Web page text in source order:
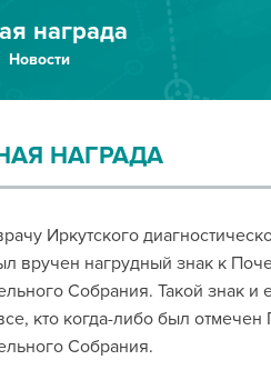
награда
Новости
НАГРАДА
Иркутского
вручен нагрудный знак к
Собрания. Такой знак и
кто когда-либо был отмечен
Собрания.